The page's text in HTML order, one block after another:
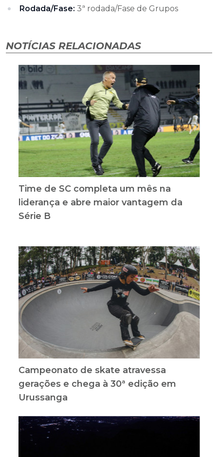
Rodada/Fase: 3ª rodada/Fase de Grupos
NOTÍCIAS RELACIONADAS
Time de SC completa um mês na
liderança e abre maior vantagem da
Série B
Campeonato de skate atravessa
gerações e chega à 30ª edição em
Urussanga